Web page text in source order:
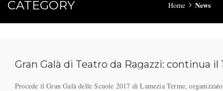
CATEGORY Home News
Gran Galà di Teatro da Ragazzi: continua il
Procede il Gran Galà delle Scuole 2017 di Lamezia Terme,